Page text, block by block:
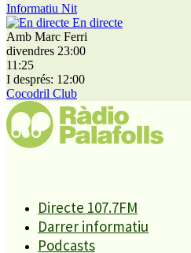
Informatiu Nit
En directe
Amb Marc Ferri
divendres 23:00
11:25
I després: 12:00
Cocodril Club
Directe 107.7FM
Darrer informatiu
Podcasts
Diari Maresme i Ràdio Palafolls
A partir d’ara no
1
Tanquen un local de menjar
2